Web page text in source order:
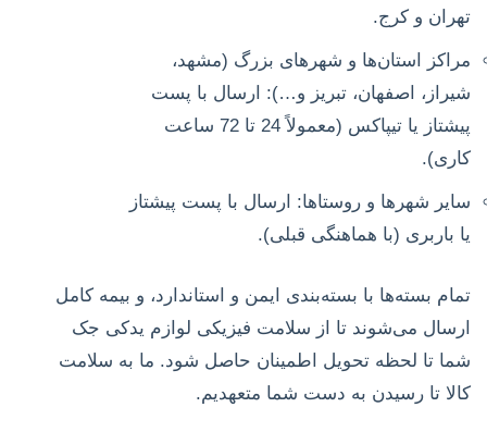
تهران و کرج.
مراکز استان‌ها و شهرهای بزرگ (مشهد،
شیراز، اصفهان، تبریز و…): ارسال با پست
پیشتاز یا تیپاکس (معمولاً 24 تا 72 ساعت
کاری).
سایر شهرها و روستاها: ارسال با پست پیشتاز
یا باربری (با هماهنگی قبلی).
تمام بسته‌ها با بسته‌بندی ایمن و استاندارد، و بیمه کامل
ارسال می‌شوند تا از سلامت فیزیکی لوازم یدکی جک
شما تا لحظه تحویل اطمینان حاصل شود. ما به سلامت
کالا تا رسیدن به دست شما متعهدیم.